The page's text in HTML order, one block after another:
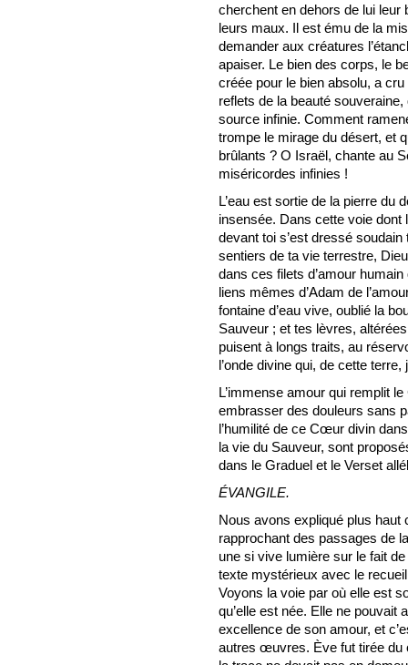
cherchent en dehors de lui leur
leurs maux. Il est ému de la
demander aux créatures
apaiser. Le bien des corps, le
créée pour le bien absolu, a
reflets de la beauté
source infinie. Comment
trompe le mirage du désert, et
brûlants ? O Israël, chante au
miséricordes infinies !
L’eau est sortie de la pierre du
insensée. Dans cette voie dont
devant toi s’est dressé
sentiers de ta vie terrestre,
dans ces filets d’amour
liens mêmes d’Adam de
fontaine d’eau vive, oublié la
Sauveur ; et tes lèvres,
puisent à longs traits, au
l’onde divine qui, de cette
L’immense amour qui remplit
embrasser des douleurs sans
l’humilité de ce Cœur divin
la vie du Sauveur, sont
dans le Graduel et le Verset
ÉVANGILE.
Nous avons expliqué plus haut
rapprochant des passages de
une si vive lumière sur le fait
texte mystérieux avec le
Voyons la voie par où elle est
qu’elle est née. Elle ne pouvait
excellence de son amour, et
autres œuvres. Ève fut tirée du